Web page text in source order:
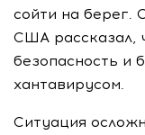
сойти на берег.
США рассказал,
безопасность и
хантавирусом.
Ситуация